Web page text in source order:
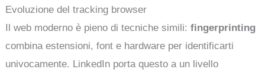
Evoluzione del tracking browser
Il web moderno è pieno di tecniche simili:fingerprinting
combina estensioni, font e hardware per identificarti
univocamente. LinkedIn porta questo a un livello